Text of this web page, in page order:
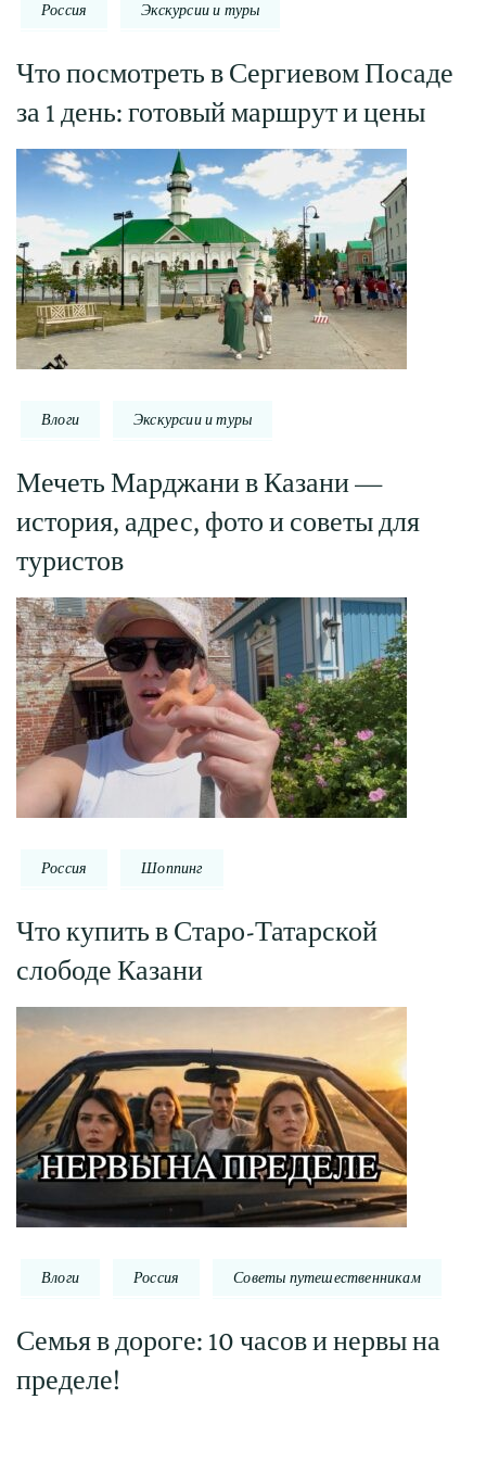
Россия Экскурсии и туры
Что посмотреть в Сергиевом Посаде
за 1 день: готовый маршрут и цены
Влоги Экскурсии и туры
Мечеть Марджани в Казани —
история, адрес, фото и советы для
туристов
Россия Шоппинг
Что купить в Старо-Татарской
слободе Казани
Влоги Россия Советы путешественникам
Семья в дороге: 10 часов и нервы на
пределе!